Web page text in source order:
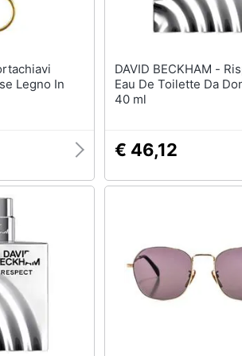
Legno In
DAVID BECKHAM - Rispetto,
Eau De Toilette Da
40 ml
€ 46,12